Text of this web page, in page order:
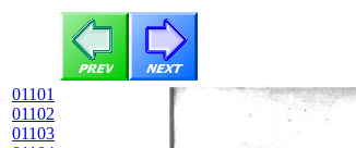
01101
01102
01103